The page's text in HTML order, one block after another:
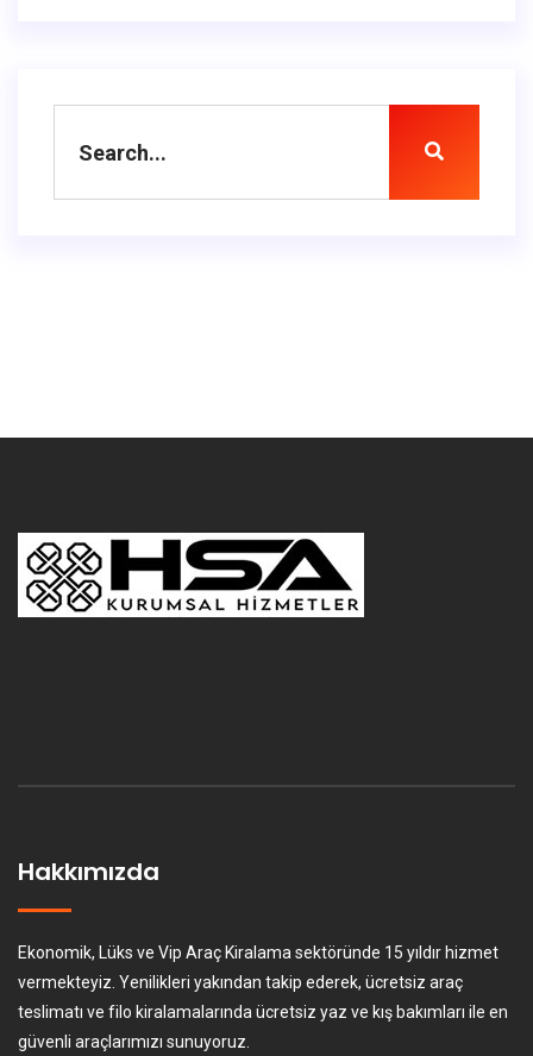
Hakkımızda
Ekonomik, Lüks ve Vip Araç Kiralama sektöründe 15 yıldır hizmet
vermekteyiz. Yenilikleri yakından takip ederek, ücretsiz araç
teslimatı ve filo kiralamalarında ücretsiz yaz ve kış bakımları ile en
güvenli araçlarımızı sunuyoruz.